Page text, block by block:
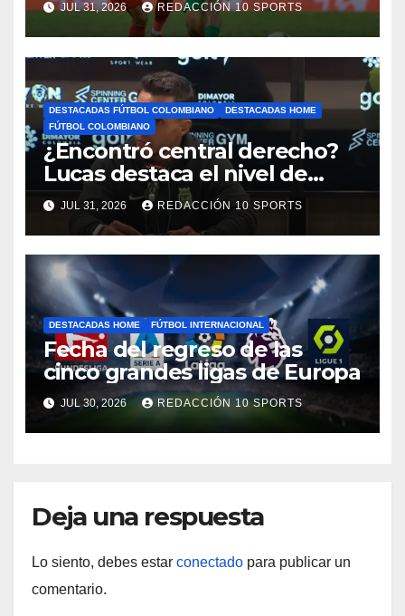
motivos de seguridad
JUL 31, 2026 REDACCIÓN 10 SPORTS
DESTACADAS FÚTBOL COLOMBIANO
DESTACADAS HOME
FÚTBOL COLOMBIANO
¿Encontró central derecho?
Lucas destaca el nivel de
Néider Parra
JUL 31, 2026 REDACCIÓN 10 SPORTS
DESTACADAS HOME FÚTBOL INTERNACIONAL
Fecha del regreso de las
cinco grandes ligas de Europa
JUL 30, 2026 REDACCIÓN 10 SPORTS
Deja una respuesta
Lo siento, debes estar conectado para publicar un
comentario.